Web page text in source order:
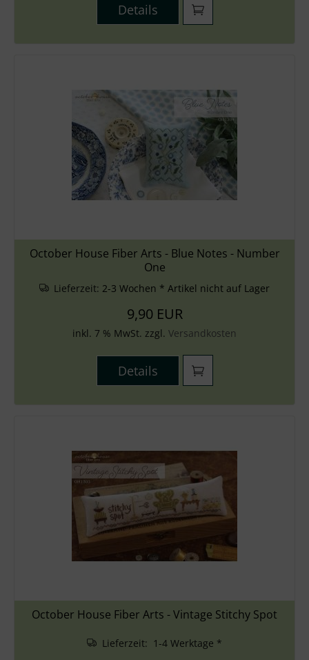
Details
October House Fiber Arts - Blue Notes - Number
One
Lieferzeit: 2-3 Wochen * Artikel nicht auf Lager
9,90 EUR
inkl. 7 % MwSt. zzgl. Versandkosten
Details
October House Fiber Arts - Vintage Stitchy Spot
Lieferzeit: 1-4 Werktage *